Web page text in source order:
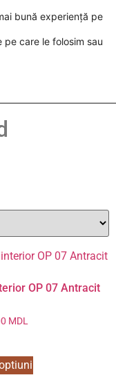
+373 600 888 44
0
OP 07 Antracit
MDL
bună experiență pe
pe care le folosim sau
Cookie Banner